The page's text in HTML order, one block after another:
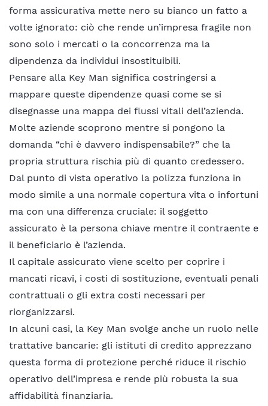
forma assicurativa mette nero su bianco un fatto a
volte ignorato: ciò che rende un’impresa fragile non
sono solo i mercati o la concorrenza ma la
dipendenza da individui insostituibili.
Pensare alla Key Man significa costringersi a
mappare queste dipendenze quasi come se si
disegnasse una mappa dei flussi vitali dell’azienda.
Molte aziende scoprono mentre si pongono la
domanda “chi è davvero indispensabile?” che la
propria struttura rischia più di quanto credessero.
Dal punto di vista operativo la polizza funziona in
modo simile a una normale copertura vita o infortuni
ma con una differenza cruciale: il soggetto
assicurato è la persona chiave mentre il contraente e
il beneficiario è l’azienda.
Il capitale assicurato viene scelto per coprire i
mancati ricavi, i costi di sostituzione, eventuali penali
contrattuali o gli extra costi necessari per
riorganizzarsi.
In alcuni casi, la Key Man svolge anche un ruolo nelle
trattative bancarie: gli istituti di credito apprezzano
questa forma di protezione perché riduce il rischio
operativo dell’impresa e rende più robusta la sua
affidabilità finanziaria.